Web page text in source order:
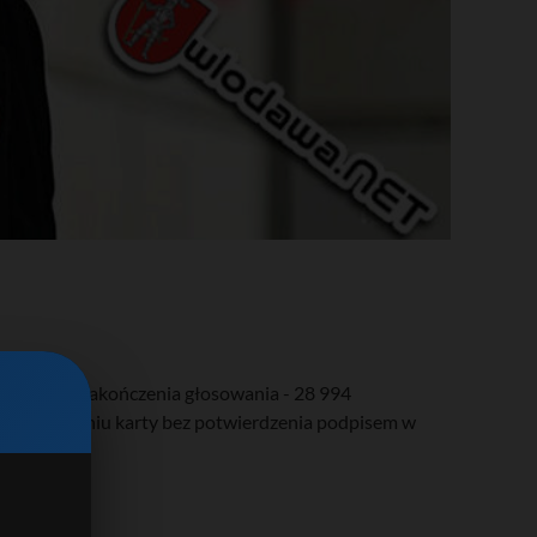
chwili zakończenia głosowania - 28 994
o wydaniu karty bez potwierdzenia podpisem w